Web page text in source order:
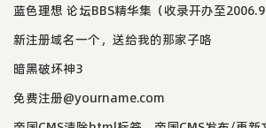
蓝色理想 论坛BBS精华集（收录开办至
新注册域名一个，送给我的那家子咯
暗黑破坏神3
免费注册@yourname.com